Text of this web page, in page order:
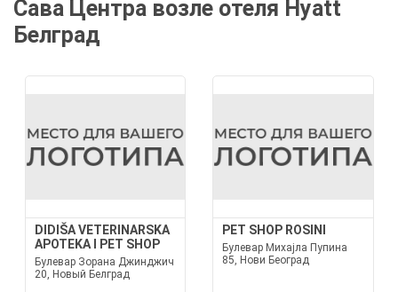
Сава Центра возле отеля Hyatt
Белград
DIDIŠA VETERINARSKA
APOTEKA I PET SHOP
Булевар Зорана Джинджич
20, Новый Белград
PET SHOP ROSINI
Булевар Михајла Пупина
85, Нови Београд